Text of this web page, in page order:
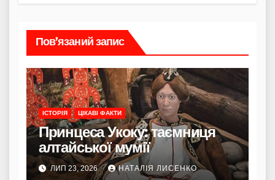
Пов’язаний запис
ІСТОРІЯ ЦІКАВІ ФАКТИ
Принцеса Укоку: таємниця
алтайської мумії
ЛИП 23, 2026 НАТАЛІЯ ЛИСЕНКО